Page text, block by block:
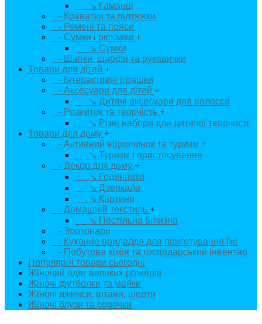
↘ Гаманці
- Краватки та підтяжки
- Ремені та пояси
- Сумки і рюкзаки +
↘ Сумки
- Шапки, шарфи та рукавички
Товари для дітей +
- Інтерактивні іграшки
- Аксесуари для дітей +
↘ Дитячі аксесуари для волосся
- Розвиток та творчість +
↘ Різні набори для дитячої творчості
Товари для дому +
- Активний відпочинок та туризм +
↘ Туризм і пристосування
- Декор для дому +
↘ Годинники
↘ Дзеркала
↘ Картини
- Домашній текстиль +
↘ Постільна білизна
- Зоотовари
- Кухонне приладдя для приготування їжі
- Побутова хімія та господарський інвентар
Популярні товари сьогодні
Жіночий одяг великих розмірів
Жіночі футболки та майки
Жіночі джинси, штани, шорти
Жіночі блузи та сорочки